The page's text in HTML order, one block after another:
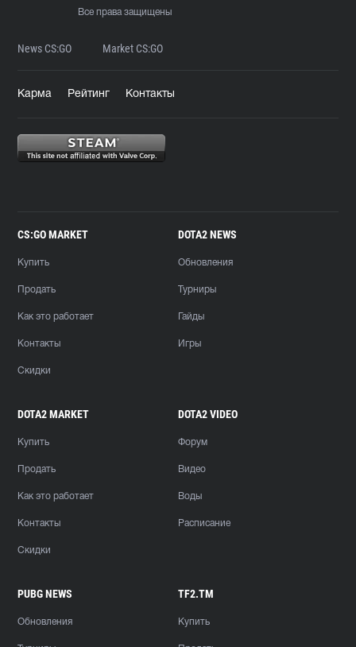
Все права защищены
News CS:GO Market CS:GO
Карма Рейтинг Контакты
CS:GO MARKET
Купить
Продать
Как это работает
Контакты
Скидки
DOTA2 NEWS
Обновления
Турниры
Гайды
Игры
DOTA2 MARKET
Купить
Продать
Как это работает
Контакты
Скидки
DOTA2 VIDEO
Форум
Видео
Воды
Расписание
PUBG NEWS
Обновления
TF2.TM
Купить